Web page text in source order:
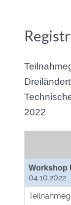
2022
Workshop
04.10.2022